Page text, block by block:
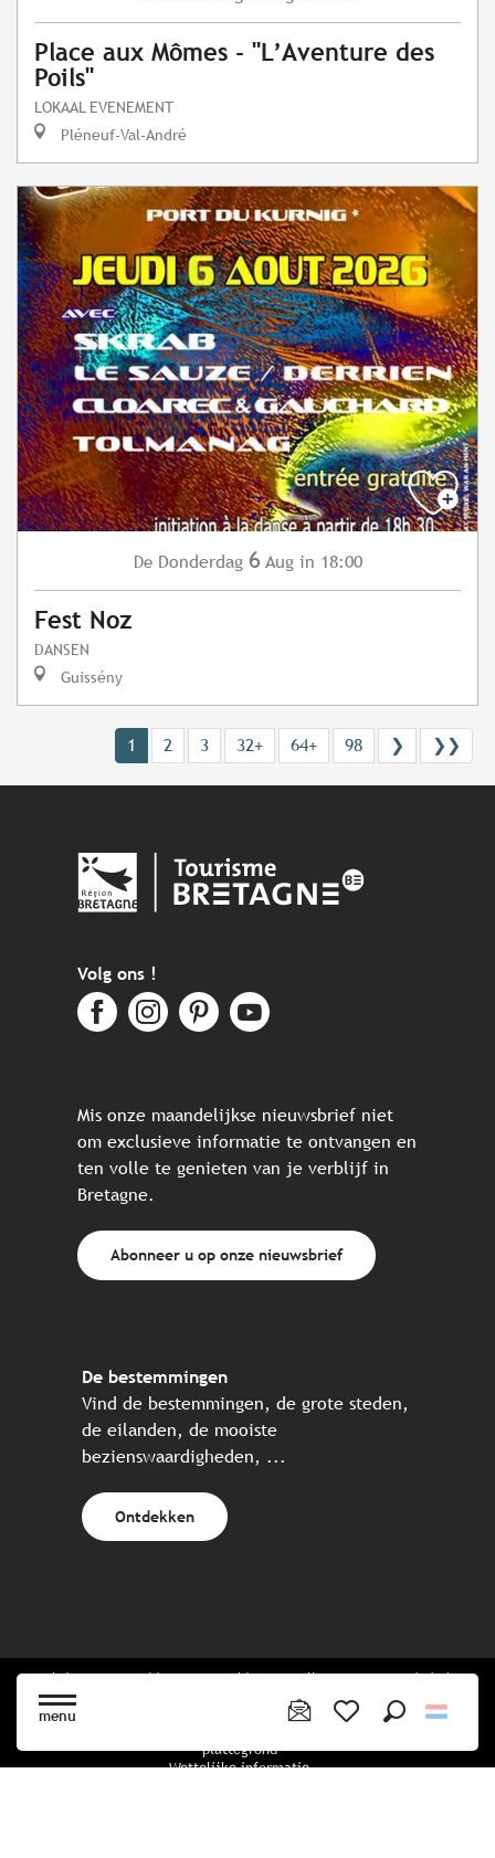
menu
Place aux Mômes - "L’Aventure des
Poils"
LOKAAL EVENEMENT
Pléneuf-Val-André
De Donderdag 6 Aug in 18:00
Fest Noz
DANSEN
Guissény
1 2 3 32+ 64+ 98 ❯ ❯❯
Volg ons !
Mis onze maandelijkse nieuwsbrief niet
om exclusieve informatie te ontvangen en
ten volle te genieten van je verblijf in
Bretagne.
Abonneer u op onze nieuwsbrief
De bestemmingen
Vind de bestemmingen, de grote steden,
de eilanden, de mooiste
bezienswaardigheden, ...
Ontdekken
Website gecreëerd in samenwerking met alle Bretonse toeristische
plattegrond
Wettelijke informatie